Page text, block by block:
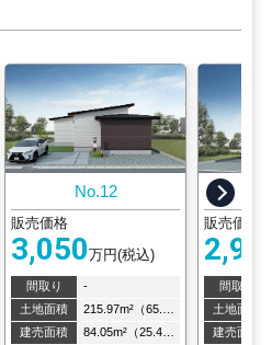
No.12
販売価格
3,050万円(税込)
間取り
-
土地面積
建売面積
販売価格
間取り
土地面積
建売面積